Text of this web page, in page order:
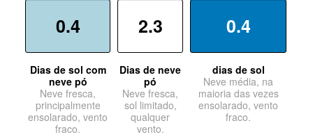
0.4
Dias de sol com
neve pó
Neve fresca,
principalmente
ensolarado, vento
fraco.
2.3
Dias de neve
pó
Neve fresca,
sol limitado,
qualquer
vento.
0.4
dias de sol
Neve média, na
maioria das vezes
ensolarado, vento
fraco.